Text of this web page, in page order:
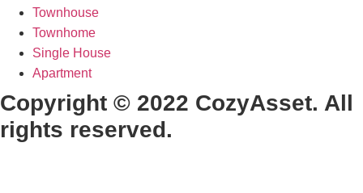
Townhouse
Townhome
Single House
Apartment
Copyright © 2022 CozyAsset. All
rights reserved.